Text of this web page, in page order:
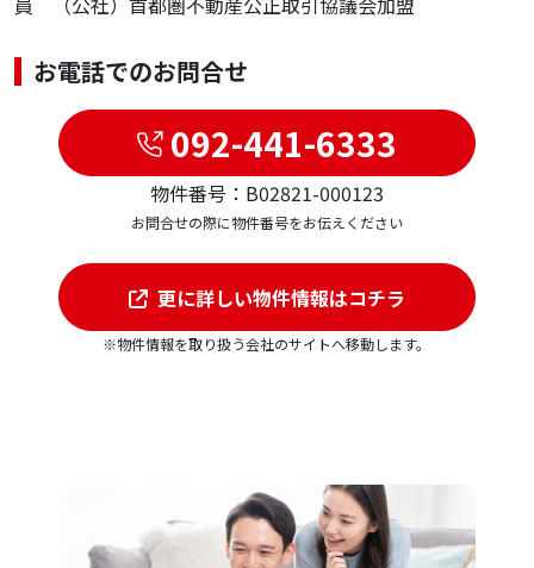
お電話でのお問合せ
092-441-6333
物件番号：B02821-000123
お問合せの際に物件番号をお伝えください
更に詳しい物件情報はコチラ
※物件情報を取り扱う会社のサイトへ移動します。